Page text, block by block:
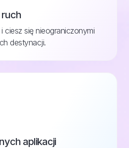
ruch
ciesz się nieograniczonymi
destynacji.
aplikacji